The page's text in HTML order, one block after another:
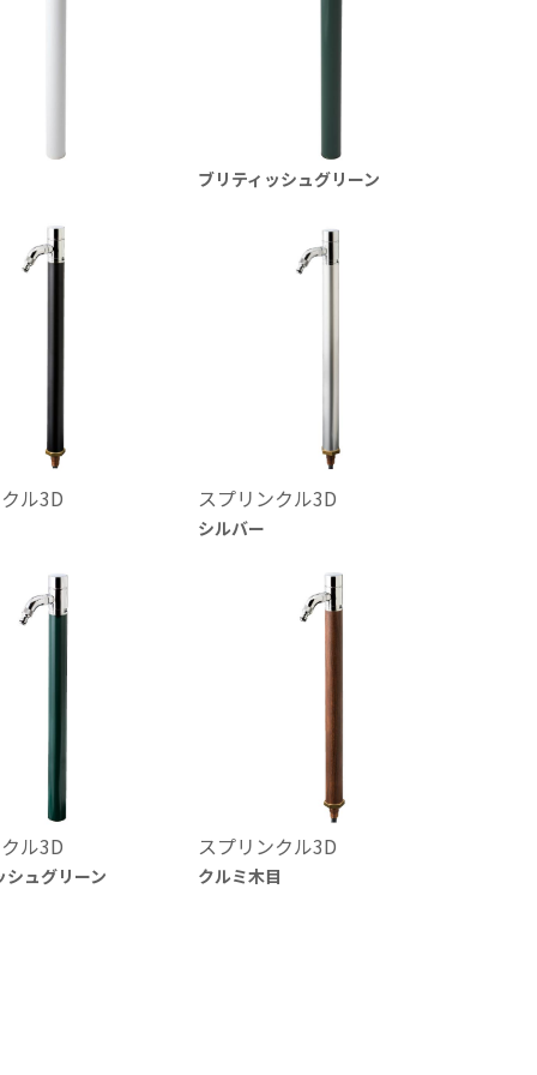
ブリティッシュグリーン
ル3D スプリンクル3D
シルバー
ル3D
シュグリーン
スプリンクル3D
クルミ木目